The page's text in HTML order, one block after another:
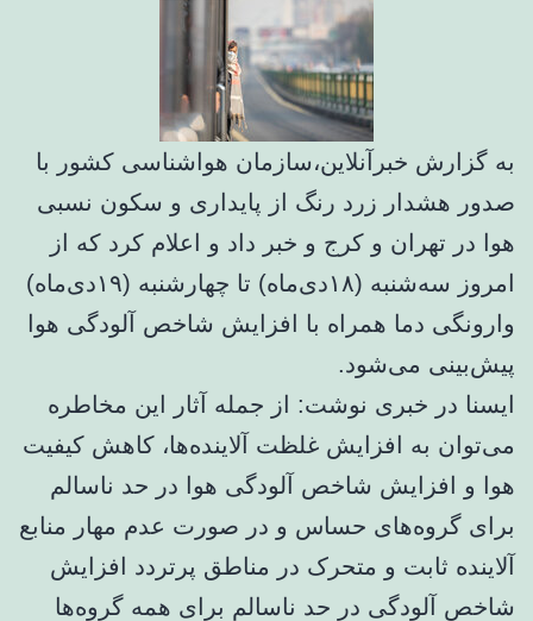
به گزارش خبرآنلاین،سازمان هواشناسی کشور با
صدور هشدار زرد رنگ از پایداری و سکون نسبی
هوا در تهران و کرج و خبر داد و اعلام کرد که از
امروز سه‌شنبه (۱۸دی‌ماه) تا چهارشنبه (۱۹دی‌ماه)
وارونگی دما همراه با افزایش شاخص آلودگی هوا
پیش‌بینی می‌شود.
ایسنا در خبری نوشت: از جمله آثار این مخاطره
می‌توان به افزایش غلظت آلاینده‌ها، کاهش کیفیت
هوا و افزایش شاخص آلودگی هوا در حد ناسالم
برای گروه‌های حساس و در صورت عدم مهار منابع
آلاینده ثابت و متحرک در مناطق پرتردد افزایش
شاخص آلودگی در حد ناسالم برای همه گروه‌ها